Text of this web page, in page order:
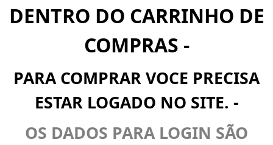
DENTRO DO CARRINHO DE
COMPRAS -
PARA COMPRAR VOCE PRECISA
ESTAR LOGADO NO SITE. -
OS DADOS PARA LOGIN SÃO